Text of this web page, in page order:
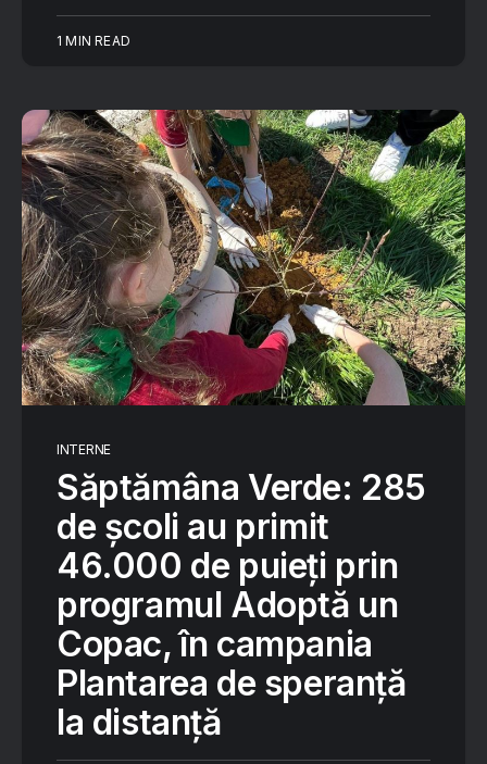
1 MIN READ
INTERNE
Săptămâna Verde: 285
de școli au primit
46.000 de puieți prin
programul Adoptă un
Copac, în campania
Plantarea de speranță
la distanță